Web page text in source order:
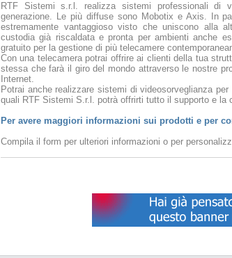
RTF Sistemi s.r.l. realizza sistemi professionali di
generazione. Le più diffuse sono Mobotix e Axis. In
estremamente vantaggioso visto che uniscono alla
custodia già riscaldata e pronta per ambienti anche
gratuito per la gestione di più telecamere
Con una telecamera potrai offrire ai clienti della tua
stessa che farà il giro del mondo attraverso le nostre
Internet.
Potrai anche realizzare sistemi di videosorveglianza
quali RTF Sistemi S.r.l. potrà offrirti tutto il supporto e la
Per avere maggiori informazioni sui prodotti e per
Compila il form per ulteriori informazioni o per